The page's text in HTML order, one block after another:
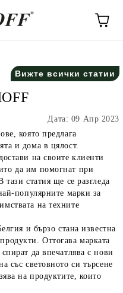
Вижте всички статии
Дата: 09 Апр 2023
която предлага
и дома в цялост.
на своите клиенти
да им помогнат при
статия ще се разгледа
популярните марки за
на техните
и бързо стана известна
Оттогава марката
да впечатлява с нови
със световното си търсене
на продуктите, които